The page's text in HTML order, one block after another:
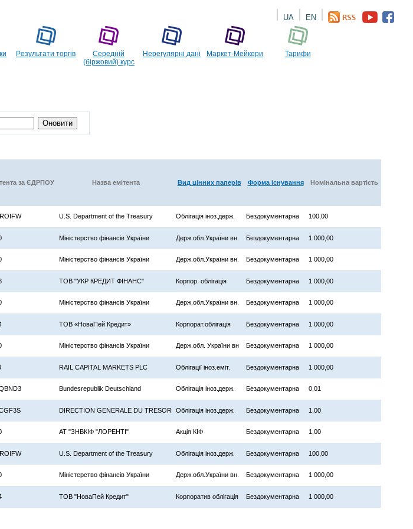
EN
UA
Pезультати торгів
Середній
(біржовий) курс
Нерегулярні дані Маркет-Мейкери Тарифи
за ЄДРПОУ Назва емітента Вид цінних паперів Форма існування Номінальна вартість
U.S. Department of the Treasury Облігація іноз.держ. Бездокументарна 100,00
Міністерство фінансів України Держ.обл.України вн. Бездокументарна 1 000,00
Міністерство фінансів України Держ.обл.України вн. Бездокументарна 1 000,00
ТОВ "УКР КРЕДИТ ФІНАНС" Корпор. облігація Бездокументарна 1 000,00
Міністерство фінансів України Держ.обл.України вн. Бездокументарна 1 000,00
ТОВ «НоваПей Кредит» Корпорат.облігація Бездокументарна 1 000,00
Міністерство фінансів України Держ.обл. України вн Бездокументарна 1 000,00
RAIL CAPITAL MARKETS PLC Облігації іноз.еміт. Бездокументарна 1 000,00
Bundesrepublik Deutschland Облігація іноз.держ. Бездокументарна 0,01
DIRECTION GENERALE DU TRESOR Облігація іноз.держ. Бездокументарна 1,00
АТ "ЗНВКІФ "ЛОРЕНТІ" Акція КІФ Бездокументарна 1,00
U.S. Department of the Treasury Облігація іноз.держ. Бездокументарна 100,00
Міністерство фінансів України Держ.обл.України вн. Бездокументарна 1 000,00
ТОВ "НоваПей Кредит" Корпоратив облігація Бездокументарна 1 000,00